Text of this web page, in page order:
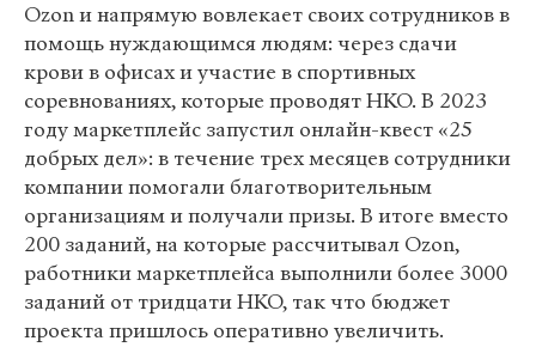
Ozon и напрямую вовлекает своих сотрудников в
помощь нуждающимся людям: через сдачи
крови в офисах и участие в спортивных
соревнованиях, которые проводят НКО. В 2023
году маркетплейс запустил онлайн-квест «25
добрых дел»: в течение трех месяцев сотрудники
компании помогали благотворительным
организациям и получали призы. В итоге вместо
200 заданий, на которые рассчитывал Ozon,
работники маркетплейса выполнили более 3000
заданий от тридцати НКО, так что бюджет
проекта пришлось оперативно увеличить.